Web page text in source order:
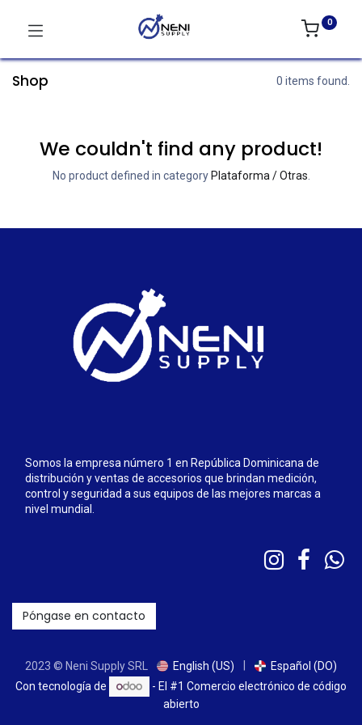
0
Shop 0 items found.
We couldn't find any product!
No product defined in category Plataforma / Otras
Somos la empresa número 1 en República Dominicana de
distribución y ventas de accesorios que brindan medición,
control y seguridad a sus equipos de las mejores marcas a
nivel mundial.
Póngase en contacto
2023 © Neni Supply SRL English (US)
Español (DO)
Con tecnología de
- El #1 Comercio electrónico de código
abierto